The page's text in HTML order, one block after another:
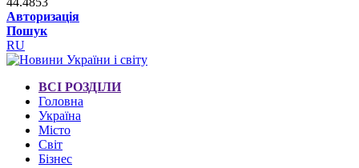
Авторизація
Пошук
RU
ВСІ РОЗДІЛИ
Головна
Україна
Місто
Світ
Бізнес